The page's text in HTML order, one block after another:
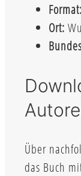
Format:
Ort:
Über
das Buch